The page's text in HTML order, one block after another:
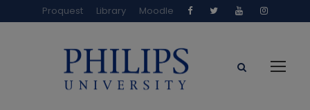
Proquest Library Moodle